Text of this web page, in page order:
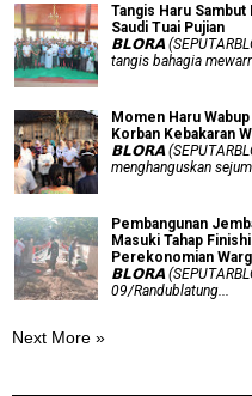
Tangis Haru
Saudi Tuai Pujian
𝗕𝗟𝗢𝗥𝗔
tangis bahagia
Momen Haru
Korban Kebakaran
𝗕𝗟𝗢𝗥𝗔
menghanguskan
Pembangunan
Masuki Tahap
Perekonomian
𝗕𝗟𝗢𝗥𝗔
09/Randublatung...
Next More »